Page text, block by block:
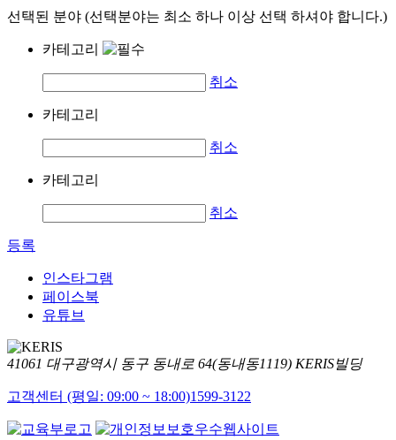
선택된 분야 (선택분야는 최소 하나 이상 선택 하셔야 합니다.)
카테고리
취소
카테고리
취소
카테고리
취소
등록
인스타그램
페이스북
유튜브
41061 대구광역시 동구 동내로 64(동내동1119) KERIS빌딩
고객센터 (평일: 09:00 ~ 18:00)1599-3122